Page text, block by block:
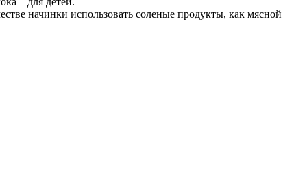
начинки использовать соленые продукты, как мясной